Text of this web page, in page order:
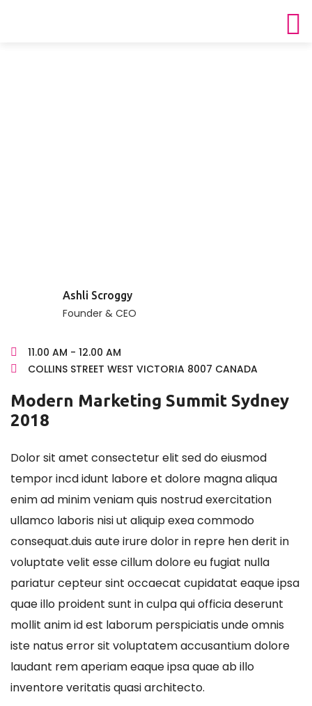
Ashli Scroggy
Founder & CEO
11.00 AM - 12.00 AM
COLLINS STREET WEST VICTORIA 8007 CANADA
Modern Marketing Summit Sydney
2018
Dolor sit amet consectetur elit sed do eiusmod
tempor incd idunt labore et dolore magna aliqua
enim ad minim veniam quis nostrud exercitation
ullamco laboris nisi ut aliquip exea commodo
consequat.duis aute irure dolor in repre hen derit in
voluptate velit esse cillum dolore eu fugiat nulla
pariatur cepteur sint occaecat cupidatat eaque ipsa
quae illo proident sunt in culpa qui officia deserunt
mollit anim id est laborum perspiciatis unde omnis
iste natus error sit voluptatem accusantium dolore
laudant rem aperiam eaque ipsa quae ab illo
inventore veritatis quasi architecto.